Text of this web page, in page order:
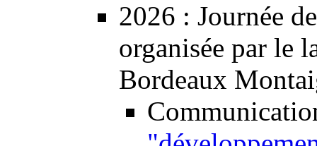
2026 : Journée
organisée par le
Bordeaux